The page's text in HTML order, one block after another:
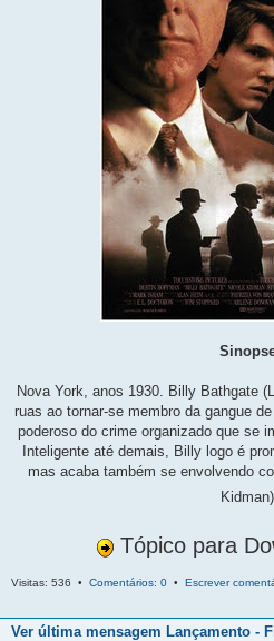
Nova York, anos 1930. Billy Bathgate
ruas ao tornar-se membro da gangue
poderoso do crime organizado que se
Inteligente até demais, Billy logo é
mas acaba também se envolvendo
Tópico para
Visitas: 536 • Comentários: 0 • Escrever
Ver última mensagem Lançamento -